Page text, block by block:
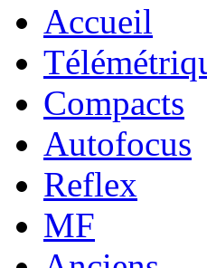
Accueil
Compacts
Autofocus
Reflex
MF